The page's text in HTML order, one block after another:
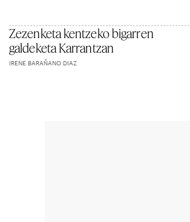
Zezenketa kentzeko bigarren
galdeketa Karrantzan
IRENE BARAÑANO DIAZ